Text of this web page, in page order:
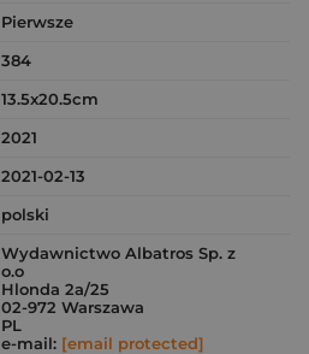
Pierwsze
384
13.5x20.5cm
2021
2021-02-13
polski
Wydawnictwo Albatros Sp. z
o.o
Hlonda 2a/25
02-972 Warszawa
PL
e-mail: [email protected]